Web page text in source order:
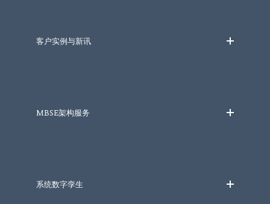
客户实例与新讯
MBSE架构服务
系统数字孪生